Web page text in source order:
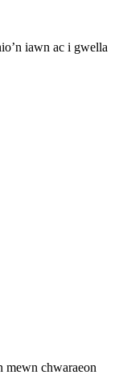
iawn ac i gwella
mewn chwaraeon